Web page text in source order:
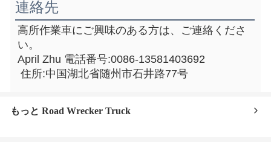
連絡先
高所作業車にご興味のある方は、ご連絡くださ
い。
April Zhu 電話番号:0086-13581403692
住所:中国湖北省随州市石井路77号
もっと Road Wrecker Truck